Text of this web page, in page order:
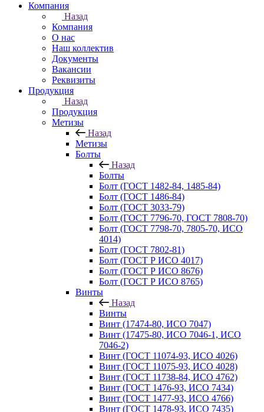
Компания
Назад
Компания
О нас
Наш коллектив
Документы
Вакансии
Реквизиты
Продукция
Назад
Продукция
Метизы
Назад
Метизы
Болты
Назад
Болты
Болт (ГОСТ 1482-84, 1485-84)
Болт (ГОСТ 1486-84)
Болт (ГОСТ 3033-79)
Болт (ГОСТ 7796-70, ГОСТ 7808-70)
Болт (ГОСТ 7798-70, 7805-70, ИСО
4014)
Болт (ГОСТ 7802-81)
Болт (ГОСТ Р ИСО 4017)
Болт (ГОСТ Р ИСО 8676)
Болт (ГОСТ Р ИСО 8765)
Винты
Назад
Винты
Винт (17474-80, ИСО 7047)
Винт (17475-80, ИСО 7046-1, ИСО
7046-2)
Винт (ГОСТ 11074-93, ИСО 4026)
Винт (ГОСТ 11075-93, ИСО 4028)
Винт (ГОСТ 11738-84, ИСО 4762)
Винт (ГОСТ 1476-93, ИСО 7434)
Винт (ГОСТ 1477-93, ИСО 4766)
Винт (ГОСТ 1478-93, ИСО 7435)